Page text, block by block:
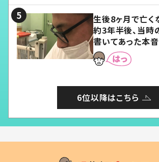
生後8ヶ月で亡
約3年半後、当時
書いてあった本
6位以降はこちら